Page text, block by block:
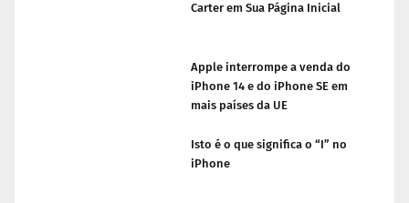
Carter em Sua Página Inicial
Apple interrompe a venda do
iPhone 14 e do iPhone SE em
mais países da UE
Isto é o que significa o “I” no
iPhone